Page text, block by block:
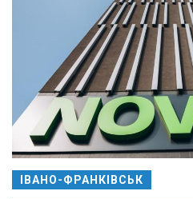
ІВАНО-ФРАНКІВСЬК